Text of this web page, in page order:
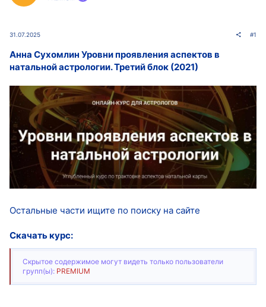
31.07.2025 #1
Анна Сухомлин Уровни проявления аспектов в
натальной астрологии. Третий блок (2021)
Остальные части ищите по поиску на сайте
Скачать курс:
Скрытое содержимое могут видеть только пользователи
групп(ы): PREMIUM